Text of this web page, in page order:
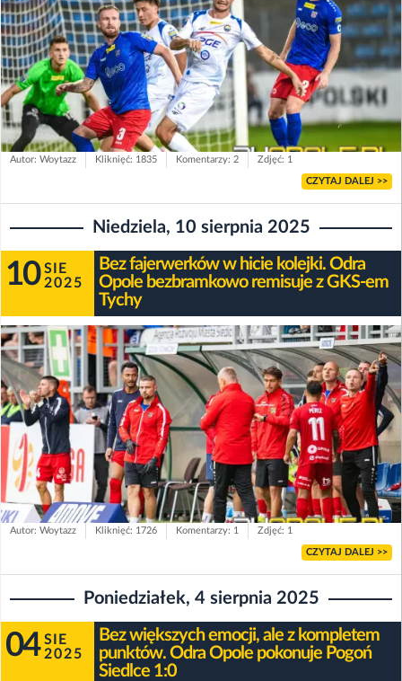
Autor: Woytazz Kliknięć: 1835 Komentarzy: 2 Zdjęć: 1
CZYTAJ DALEJ >>
Niedziela, 10 sierpnia 2025
10 SIE
2025
Bez fajerwerków w hicie kolejki. Odra
Opole bezbramkowo remisuje z GKS-em
Tychy
Autor: Woytazz Kliknięć: 1726 Komentarzy: 1 Zdjęć: 1
CZYTAJ DALEJ >>
Poniedziałek, 4 sierpnia 2025
04 SIE
2025
Bez większych emocji, ale z kompletem
punktów. Odra Opole pokonuje Pogoń
Siedlce 1:0